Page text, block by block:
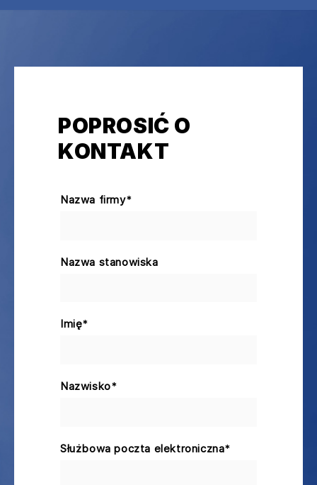
POPROSIĆ O
KONTAKT
Nazwa firmy*
Nazwa stanowiska
Imię*
Nazwisko*
Służbowa poczta elektroniczna*